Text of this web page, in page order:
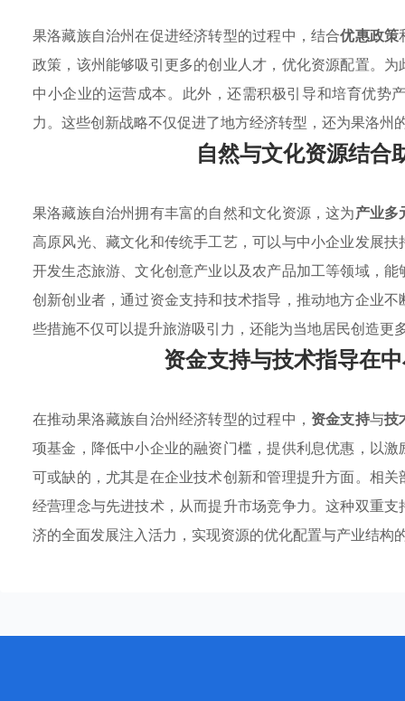
果洛藏族自治州在促进经济转型的过程中，结合优惠政策
政策，该州能够吸引更多的创业人才，优化资源配置。
中小企业的运营成本。此外，还需积极引导和培育优势
力。这些创新战略不仅促进了地方经济转型，还为果洛州
自然与文化资源结合
果洛藏族自治州拥有丰富的自然和文化资源，这为产业多
高原风光、藏文化和传统手工艺，可以与中小企业发展
开发生态旅游、文化创意产业以及农产品加工等领域，
创新创业者，通过资金支持和技术指导，推动地方企业
些措施不仅可以提升旅游吸引力，还能为当地居民创造更
资金支持与技术指导在
在推动果洛藏族自治州经济转型的过程中， 资金支持与技
项基金，降低中小企业的融资门槛，提供利息优惠，以
可或缺的，尤其是在企业技术创新和管理提升方面。相
经营理念与先进技术，从而提升市场竞争力。这种双重
济的全面发展注入活力，实现资源的优化配置与产业结构